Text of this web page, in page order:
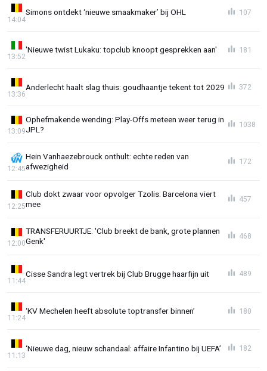
Simons ontdekt ‘nieuwe smaakmaker’ bij OHL
14:04
107
'Nieuwe twist Lukaku: topclub knoopt gesprekken aan'
13:52
181
Anderlecht haalt slag thuis: goudhaantje tekent tot 2029
13:36
372
Ophefmakende wending: Play-Offs meteen weer terug in
JPL?
13:09
1038
Hein Vanhaezebrouck onthult: echte reden van
afwezigheid
12:45
172
Club dokt zwaar voor opvolger Tzolis: Barcelona viert
mee
12:25
457
TRANSFERUURTJE: 'Club breekt de bank, grote plannen
Genk'
12:00
468
Cisse Sandra legt vertrek bij Club Brugge haarfijn uit
11:44
489
‘KV Mechelen heeft absolute toptransfer binnen’
11:24
180
‘Nieuwe dag, nieuw schandaal: affaire Infantino bij UEFA’
11:13
182